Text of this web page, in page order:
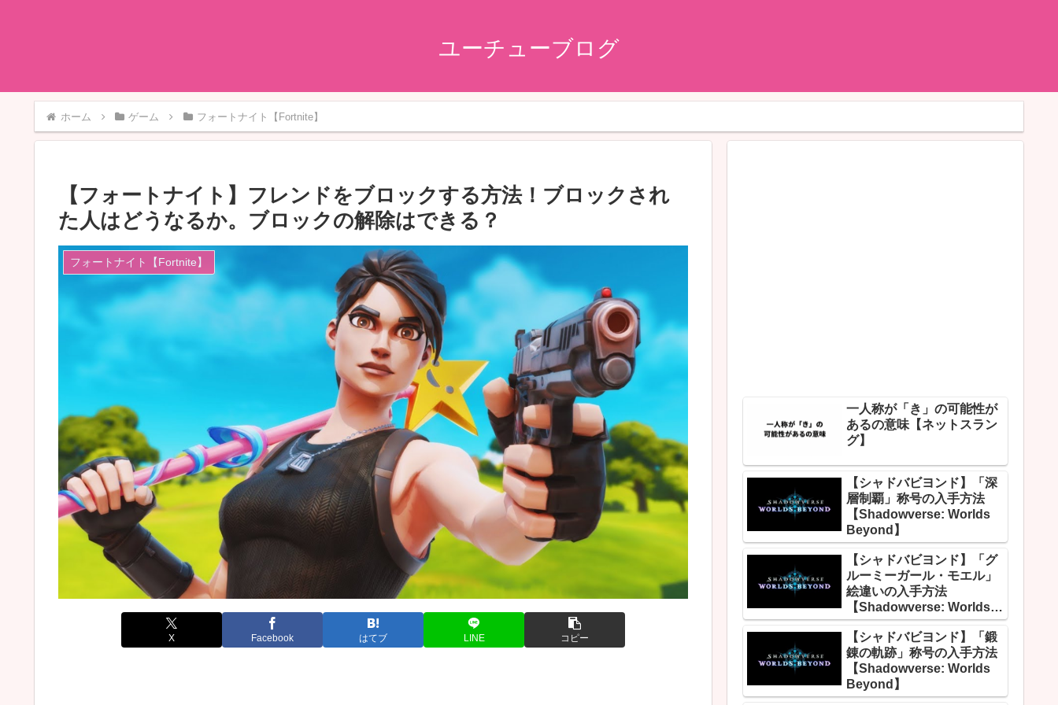
ユーチューブログ
ホーム ゲーム フォートナイト【Fortnite】
【フォートナイト】フレンドをブロックする方法！ブロックされ
た人はどうなるか。ブロックの解除はできる？
フォートナイト【Fortnite】
X Facebook はてブ LINE コピー
一人称が「き」の可能性が
あるの意味【ネットスラン
グ】
【シャドバビヨンド】「深
層制覇」称号の入手方法
【Shadowverse: Worlds
Beyond】
【シャドバビヨンド】「グ
ルーミーガール・モエル」
絵違いの入手方法
【Shadowverse: Worlds
Beyond】
【シャドバビヨンド】「鍛
錬の軌跡」称号の入手方法
【Shadowverse: Worlds
Beyond】